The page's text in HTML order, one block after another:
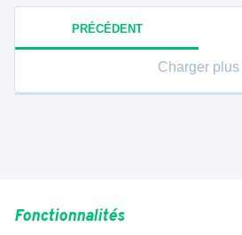
PRÉCÉDENT
Charger plus
Fonctionnalités